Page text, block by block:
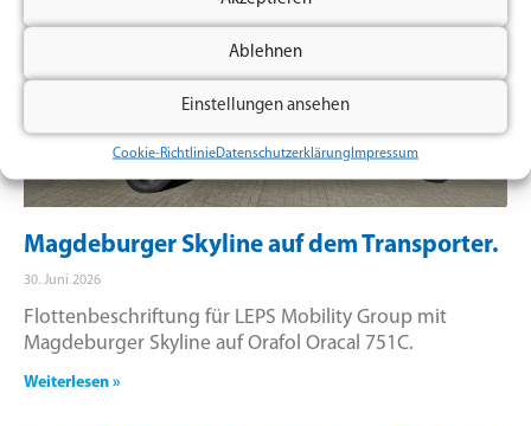
Ablehnen
Einstellungen ansehen
Cookie-RichtlinieDatenschutzerklärung Impressum
Magdeburger Skyline auf dem Transporter.
30. Juni 2026
Flottenbeschriftung für LEPS Mobility Group mit
Magdeburger Skyline auf Orafol Oracal 751C.
Weiterlesen »